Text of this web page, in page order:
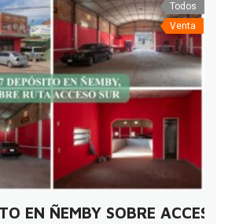
Todos
Venta
EN ÑEMBY SOBRE ACCESO